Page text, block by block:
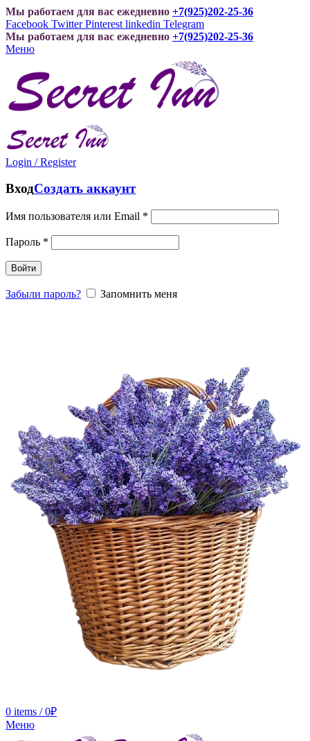
Мы работаем для вас ежедневно +7(925)202-25-36
Facebook Twitter Pinterest linkedin Telegram
Мы работаем для вас ежедневно +7(925)202-25-36
Меню
Login / Register
ВходСоздать аккаунт
Имя пользователя или Email *
Пароль *
Войти
Забыли пароль? Запомнить меня
0 items / 0₽
Меню